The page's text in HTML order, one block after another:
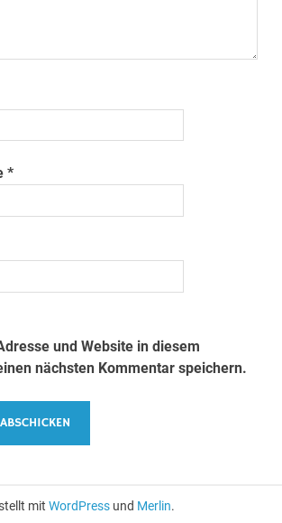
*
und Website in diesem
nächsten Kommentar speichern.
mit WordPressund Merlin.